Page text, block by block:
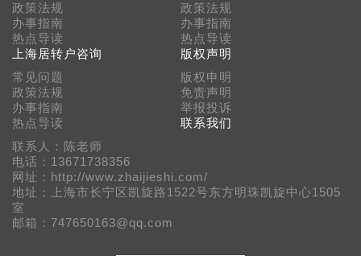
政策法规
办事指南
热点导读
政策法规
办事指南
热点导读
上海居转户咨询
常见问题
政策法规
办事指南
热点导读
版权声明
版权申明
免责声明
举报投诉
联系我们
联系人：陈老师
电话：13671738356
网址：http://www.zhaijieshi.com/
地址：上海市长宁区凯旋路1522号东方明珠凯旋中心1505
室
邮箱：747650163@qq.com